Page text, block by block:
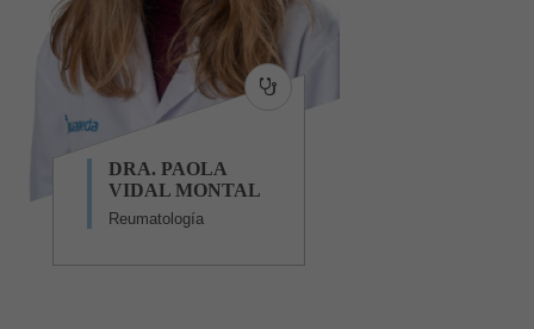
DRA. PAOLA
VIDAL MONTAL
Reumatología